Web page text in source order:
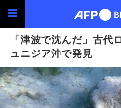
「津波で沈んだ」古代
ュニジア沖で発見